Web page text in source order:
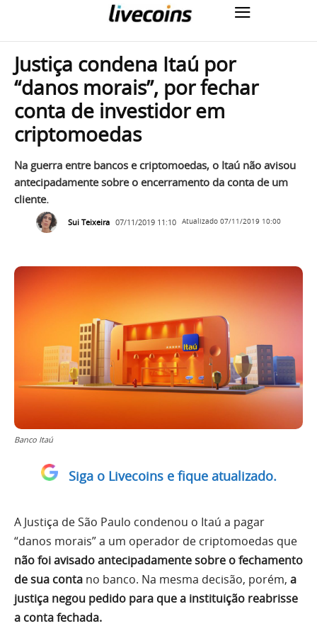
Justiça condena Itaú por
“danos morais”, por fechar
conta de investidor em
criptomoedas
Na guerra entre bancos e criptomoedas, o Itaú não avisou
antecipadamente sobre o encerramento da conta de um
cliente.
Sui Teixeira 07/11/2019 11:10 Atualizado 07/11/2019 10:00
Banco Itaú
Siga o Livecoins e fique atualizado.
A Justiça de São Paulo condenou o Itaú a pagar
“danos morais” a um operador de criptomoedas que
não foi avisado antecipadamente sobre o fechamento
de sua conta no banco. Na mesma decisão, porém, a
justiça negou pedido para que a instituição reabrisse
a conta fechada.